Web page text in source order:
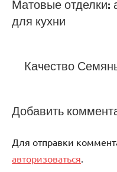
по
Матовые отделки:
для кухни
Качество
Добавить
Для отправки
авторизоваться